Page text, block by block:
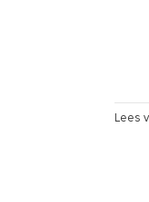
Lees